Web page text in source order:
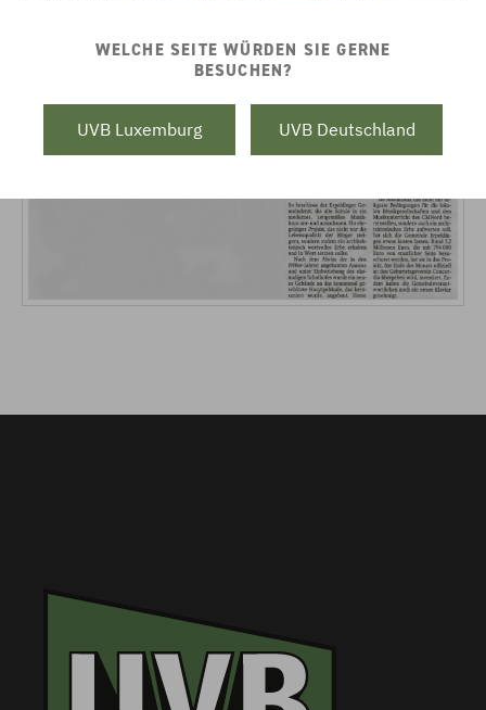
WELCHE SEITE WÜRDEN SIE GERNE
BESUCHEN?
UVB Luxemburg UVB Deutschland